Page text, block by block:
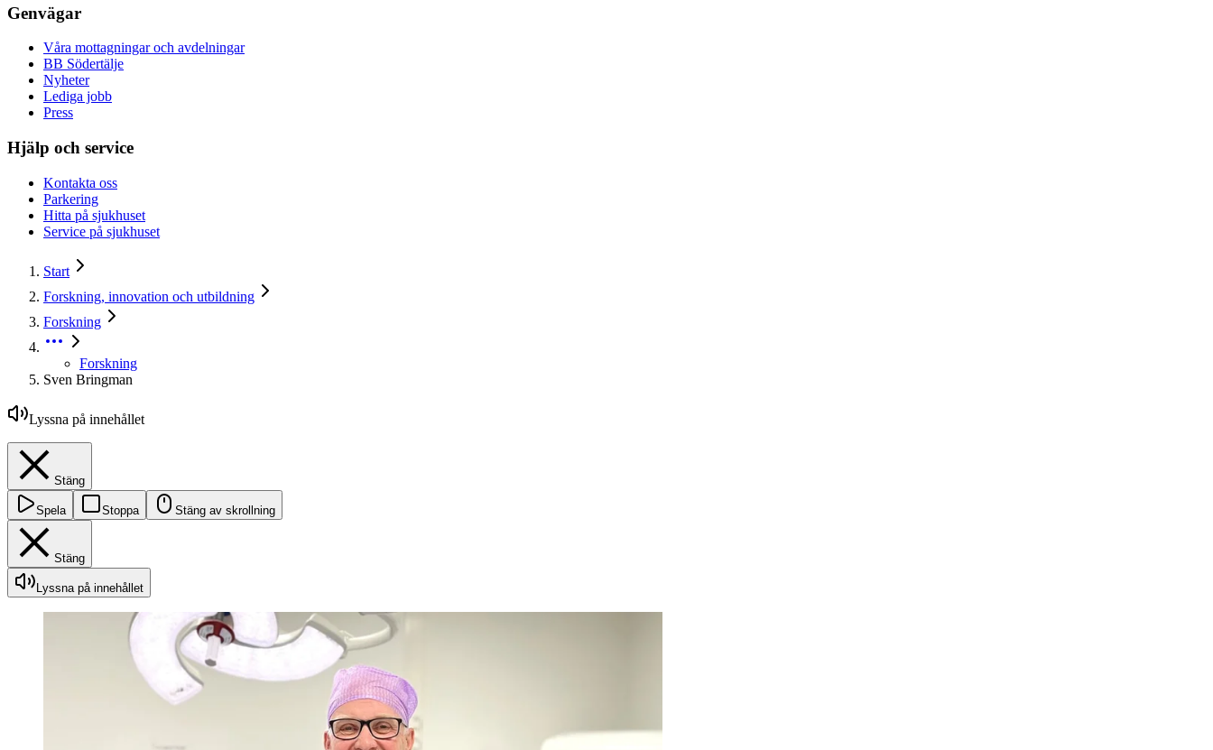
Genvägar
Våra mottagningar och avdelningar
BB Södertälje
Nyheter
Lediga jobb
Press
Hjälp och service
Kontakta oss
Parkering
Hitta på sjukhuset
Service på sjukhuset
Start
Forskning, innovation och utbildning
Forskning
Forskning
Sven Bringman
Lyssna på innehållet
Stäng
Spela Stoppa Stäng av skrollning
Stäng
Lyssna på innehållet